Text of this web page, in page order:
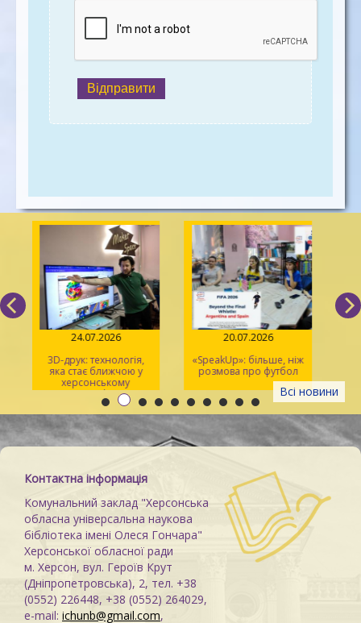
Відправити
Всі новини
24.07.2026
3D-друк: технологія,
яка стає ближчою у
херсонському
просторі Maker Space
20.07.2026
«SpeakUp»: більше, ніж
розмова про футбол
Контактна інформація
Комунальний заклад "Херсонська
обласна універсальна наукова
бібліотека імені Олеся Гончара"
Херсонської обласної ради
м. Херсон, вул. Героїв Крут
(Дніпропетровська), 2, тел. +38
(0552) 226448, +38 (0552) 264029,
e-mail: ichunb@gmail.com,